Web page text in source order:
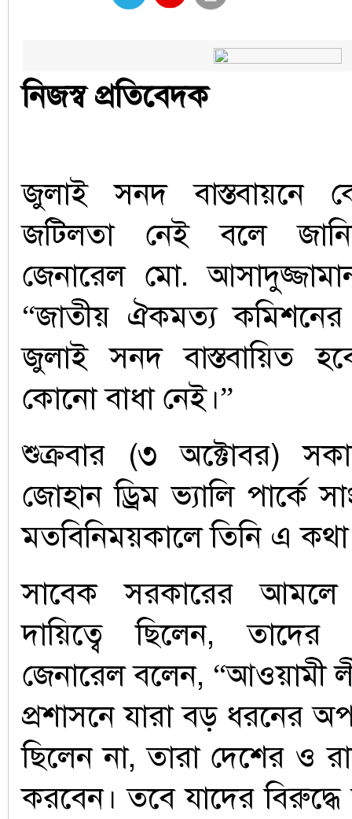
নিজস্ব প্রতিবেদক
জুলাই সনদ
জটিলতা নেই বলে
জেনারেল মো.
“জাতীয় ঐকমত্য কমিশনের
জুলাই সনদ বাস্তবায়িত
কোনো বাধা নেই।”
শুক্রবার (৩ অক্টোবর)
জোহান ড্রিম ভ্যালি পার্কে
মতবিনিময়কালে তিনি এ
সাবেক সরকারের আমলে
দায়িত্বে ছিলেন, তাদের
জেনারেল বলেন, “আওয়ামী
প্রশাসনে যারা বড় ধরনের
ছিলেন না, তারা দেশের ও
করবেন। তবে যাদের